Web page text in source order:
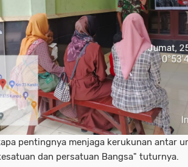
pentingnya menjaga kerukunan antar
dan persatuan Bangsa" tuturnya.